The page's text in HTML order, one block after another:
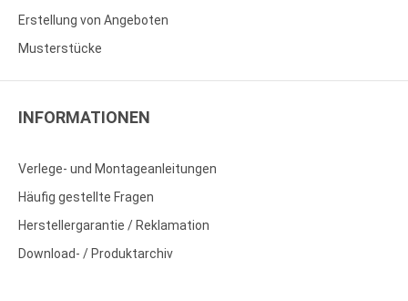
Erstellung von Angeboten
Musterstücke
INFORMATIONEN
Verlege- und Montageanleitungen
Häufig gestellte Fragen
Herstellergarantie / Reklamation
Download- / Produktarchiv